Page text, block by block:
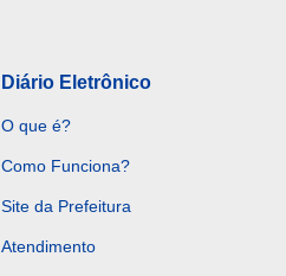
Diário Eletrônico
O que é?
Como Funciona?
Site da Prefeitura
Atendimento